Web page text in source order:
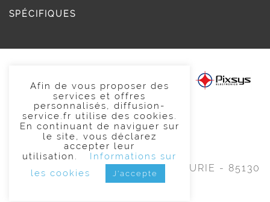
SPÉCIFIQUES
2020 Diffusion Service
02 51 65 99 99
ZAE du Moulin -3 rue Marie CURIE - 85130
CHANVERRIE
Afin de vous proposer des
services et offres
personnalisés, diffusion-
service.fr utilise des cookies.
En continuant de naviguer sur
le site, vous déclarez
accepter leur
utilisation.
Informations sur
les cookies
J'accepte